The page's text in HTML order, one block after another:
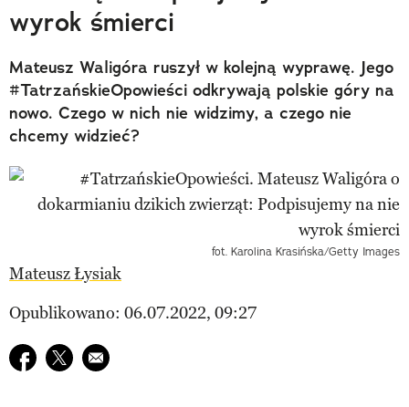
wyrok śmierci
Mateusz Waligóra ruszył w kolejną wyprawę. Jego
#TatrzańskieOpowieści odkrywają polskie góry na
nowo. Czego w nich nie widzimy, a czego nie
chcemy widzieć?
fot. Karolina Krasińska/Getty Images
Mateusz Łysiak
Opublikowano: 06.07.2022, 09:27
Udostępnij na facebook
Udostępnij na twitter
E-mail do przyjaciela